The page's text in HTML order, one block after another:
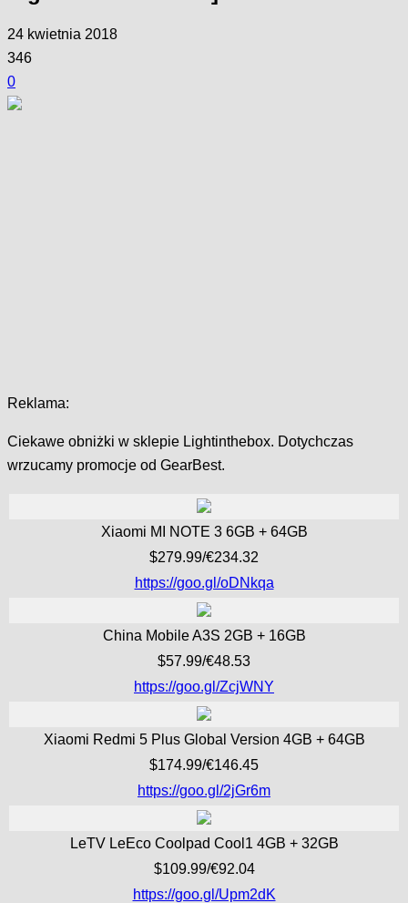
24 kwietnia 2018
346
0
Reklama:
Ciekawe obniżki w sklepie Lightinthebox. Dotychczas
wrzucamy promocje od GearBest.
Xiaomi MI NOTE 3 6GB + 64GB
$279.99/€234.32
https://goo.gl/oDNkqa
China Mobile A3S 2GB + 16GB
$57.99/€48.53
https://goo.gl/ZcjWNY
Xiaomi Redmi 5 Plus Global Version 4GB + 64GB
$174.99/€146.45
https://goo.gl/2jGr6m
LeTV LeEco Coolpad Cool1 4GB + 32GB
$109.99/€92.04
https://goo.gl/Upm2dK